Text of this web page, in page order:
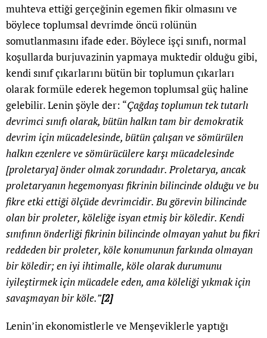
muhteva ettiği gerçeğinin egemen fikir olmasını ve
böylece toplumsal devrimde öncü rolünün
somutlanmasını ifade eder. Böylece işçi sınıfı, normal
koşullarda burjuvazinin yapmaya muktedir olduğu gibi,
kendi sınıf çıkarlarını bütün bir toplumun çıkarları
olarak formüle ederek hegemon toplumsal güç haline
gelebilir. Lenin şöyle der: “Çağdaş toplumun tek tutarlı
devrimci sınıfı olarak, bütün halkın tam bir demokratik
devrim için mücadelesinde, bütün çalışan ve sömürülen
halkın ezenlere ve sömürücülere karşı mücadelesinde
[proletarya] önder olmak zorundadır. Proletarya, ancak
proletaryanın hegemonyası fikrinin bilincinde olduğu ve bu
fikre etki ettiği ölçüde devrimcidir. Bu görevin bilincinde
olan bir proleter, köleliğe isyan etmiş bir köledir. Kendi
sınıfının önderliği fikrinin bilincinde olmayan yahut bu fikri
reddeden bir proleter, köle konumunun farkında olmayan
bir köledir; en iyi ihtimalle, köle olarak durumunu
iyileştirmek için mücadele eden, ama köleliği yıkmak için
savaşmayan bir köle.”[2]
Lenin’in ekonomistlerle ve Menşeviklerle yaptığı